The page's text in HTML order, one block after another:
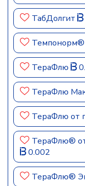
ТабДолгит
ТераФлю
ТераФлю
ТераФлю от
ТераФлю®
0.002
ТераФлю®